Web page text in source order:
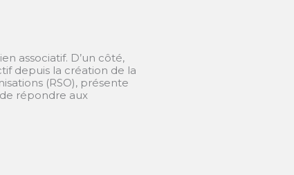
associatif. D’un côté,
depuis la création de la
(RSO), présente
répondre aux